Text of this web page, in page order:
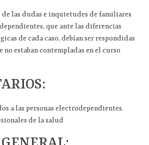
de las dudas e inquietudes de familiares
que ante las diferencias
de cada caso, debían ser respondidas
no estaban contempladas en el curso
a las personas electrodependientes.
de la salud